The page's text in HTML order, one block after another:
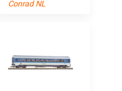
Conrad NL